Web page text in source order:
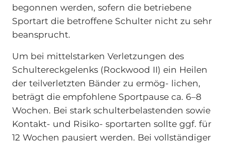
begonnen werden, sofern die betriebene
Sportart die betroffene Schulter nicht zu sehr
beansprucht.
Um bei mittelstarken Verletzungen des
Schultereckgelenks (Rockwood II) ein Heilen
der teilverletzten Bänder zu ermög- lichen,
beträgt die empfohlene Sportpause ca. 6–8
Wochen. Bei stark schulterbelastenden sowie
Kontakt- und Risiko- sportarten sollte ggf. für
12 Wochen pausiert werden. Bei vollständiger